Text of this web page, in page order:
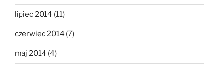
lipiec 2014 (11)
czerwiec 2014 (7)
maj 2014 (4)